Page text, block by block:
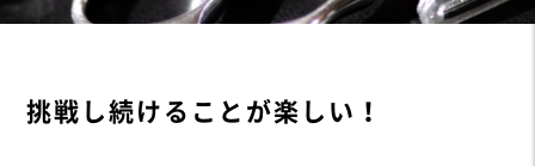
挑戦し続けることが楽しい！